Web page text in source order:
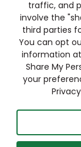
traffic, and
involve the
third parties
You can opt
information
Share My
your